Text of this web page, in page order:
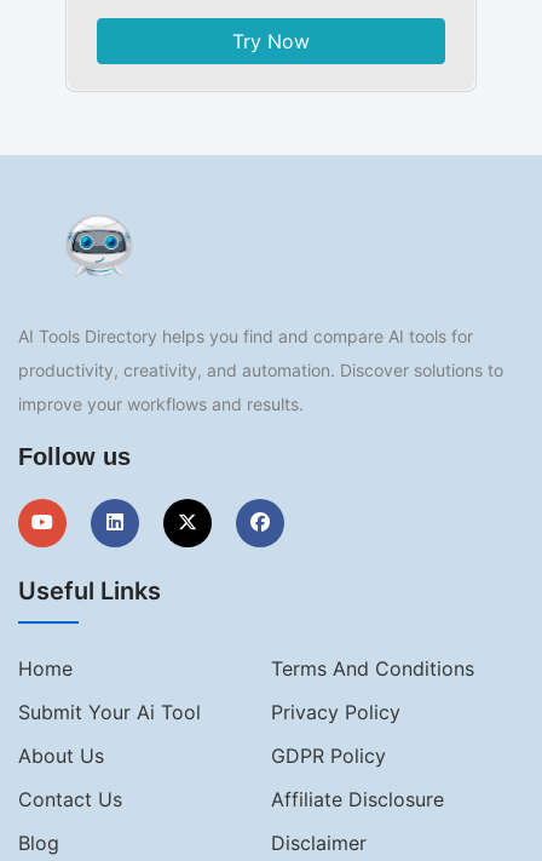
Try Now
AI Tools Directory helps you find and compare AI tools for
productivity, creativity, and automation. Discover solutions to
improve your workflows and results.
Follow us
Useful Links
Home
Terms And Conditions
Submit Your Ai Tool
Privacy Policy
About Us
GDPR Policy
Contact Us
Affiliate Disclosure
Blog
Disclaimer